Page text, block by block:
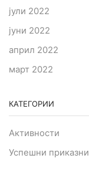
јули 2022
јуни 2022
април 2022
март 2022
КАТЕГОРИИ
Активности
Успешни приказни